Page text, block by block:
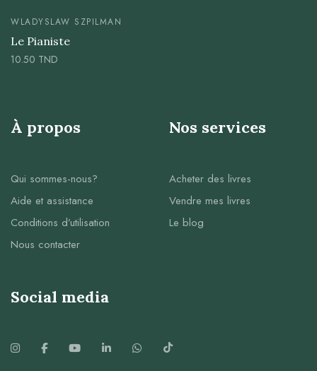
WLADYSLAW SZPILMAN
Le Pianiste
10.50 TND
À propos
Qui sommes-nous?
Aide et assistance
Conditions d’utilisation
Nous contacter
Nos services
Acheter des livres
Vendre mes livres
Le blog
Social media